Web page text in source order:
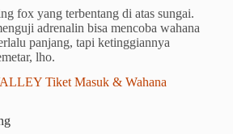
fox yang terbentang di atas sungai.
adrenalin bisa mencoba wahana
panjang, tapi ketinggiannya
lho.
Tiket Masuk & Wahana